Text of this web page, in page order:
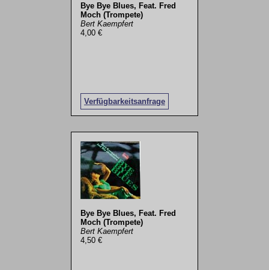
Bye Bye Blues, Feat. Fred
Moch (Trompete)
Bert Kaempfert
4,00 €
Verfügbarkeitsanfrage
Bye Bye Blues, Feat. Fred
Moch (Trompete)
Bert Kaempfert
4,50 €